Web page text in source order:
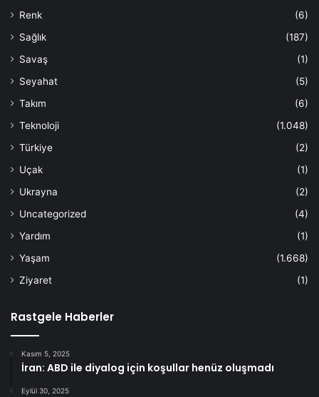
Renk
(6)
Sağlık
(187)
Savaş
(1)
Seyahat
(5)
Takım
(6)
Teknoloji
(1.048)
Türkiye
(2)
Uçak
(1)
Ukrayna
(2)
Uncategorized
(4)
Yardım
(1)
Yaşam
(1.668)
Ziyaret
(1)
Rastgele Haberler
Kasım 5, 2025
İran: ABD ile diyalog için koşullar henüz oluşmadı
Eylül 30, 2025